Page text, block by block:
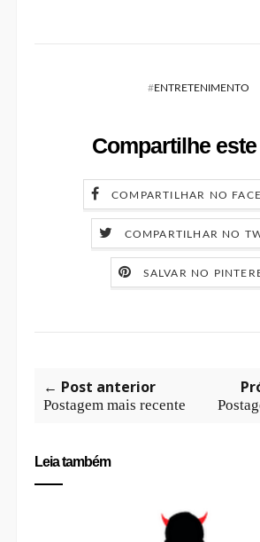
#ENTRETENIMENTO
Compartilhe
COMPARTILHAR NO
COMPARTILHAR NO
SALVAR NO
← Post anterior
Postagem mais recente
Leia também